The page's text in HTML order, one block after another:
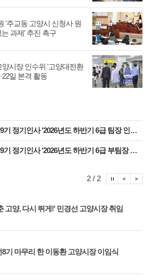
'주교동 고양시 신청사 원
과제' 추진 촉구
시장 인수위 '고양대전환
일 본격 활동
정기인사 '2026년도 하반기 6급 팀장 인사발령 사항'
기인사 '2026년도 하반기 6급 부팀장 이하 인사발령 사항'
고양, 다시 뛰게!' 민경선 고양시장 취임
8기 마무리 한 이동환 고양시장 이임식
2 / 2 포
포토이